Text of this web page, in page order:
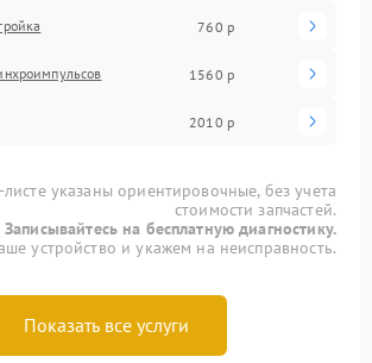
760 р
1560 р
2010 р
указаны ориентировочные, без учета
стоимости запчастей.
Записывайтесь на бесплатную диагностику.
устройство и укажем на неисправность.
Показать все услуги